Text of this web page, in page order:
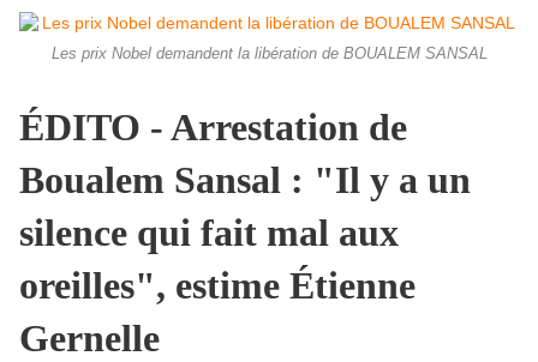
Les prix Nobel demandent la libération de BOUALEM SANSAL
ÉDITO - Arrestation de
Boualem Sansal : "Il y a un
silence qui fait mal aux
oreilles", estime Étienne
Gernelle